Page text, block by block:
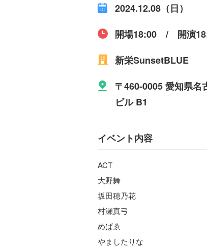
2024.12.08（日）
開場18:00 / 開演
新栄SunsetBLUE
〒460-0005 愛知県名
ビル B1
イベント内容
ACT
大野舞
坂田穂乃花
村瀬真弓
めばゑ
やましたりな